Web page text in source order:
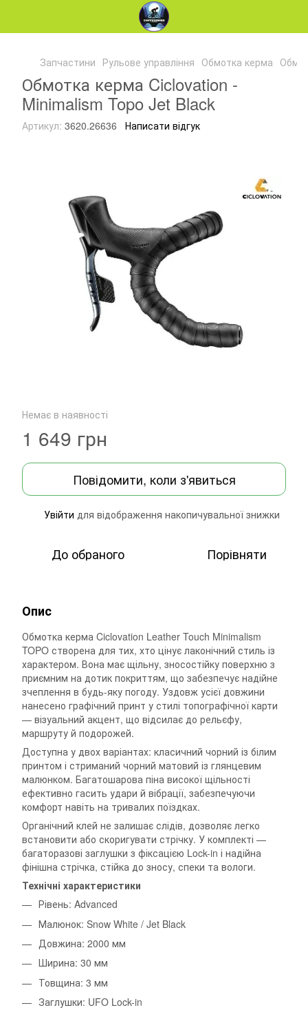
Запчастини Рульове управління Обмотка керма
Обмотка керма Ciclovation -
Minimalism Topo Jet Black
Артикул: 3620.26636 Написати відгук
Немає в наявності
1 649 грн
Повідомити, коли з'явиться
Увійти для відображення накопичувальної знижки
До обраного Порівняти
Опис
Обмотка керма Ciclovation Leather Touch Minimalism
TOPO створена для тих, хто цінує лаконічний стиль із
характером. Вона має щільну, зносостійку поверхню з
приємним на дотик покриттям, що забезпечує надійне
зчеплення в будь-яку погоду. Уздовж усієї довжини
нанесено графічний принт у стилі топографічної карти
— візуальний акцент, що відсилає до рельєфу,
маршруту й подорожей.
Доступна у двох варіантах: класичний чорний із білим
принтом і стриманий чорний матовий із глянцевим
малюнком. Багатошарова піна високої щільності
ефективно гасить удари й вібрації, забезпечуючи
комфорт навіть на тривалих поїздках.
Органічний клей не залишає слідів, дозволяє легко
встановити або скоригувати стрічку. У комплекті —
багаторазові заглушки з фіксацією Lock-in і надійна
фінішна стрічка, стійка до зносу, спеки та вологи.
Технічні характеристики
Рівень: Advanced
Малюнок: Snow White / Jet Black
Довжина: 2000 мм
Ширина: 30 мм
Товщина: 3 мм
Заглушки: UFO Lock-in